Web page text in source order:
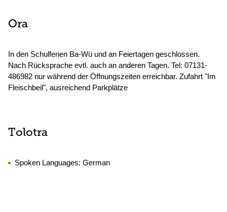
Ora
In den Schulferien Ba-Wü und an Feiertagen geschlossen.
Nach Rücksprache evtl. auch an anderen Tagen. Tel: 07131-
486982 nur während der Öffnungszeiten erreichbar. Zufahrt "Im
Fleischbeil", ausreichend Parkplätze
Tolotra
Spoken Languages: German